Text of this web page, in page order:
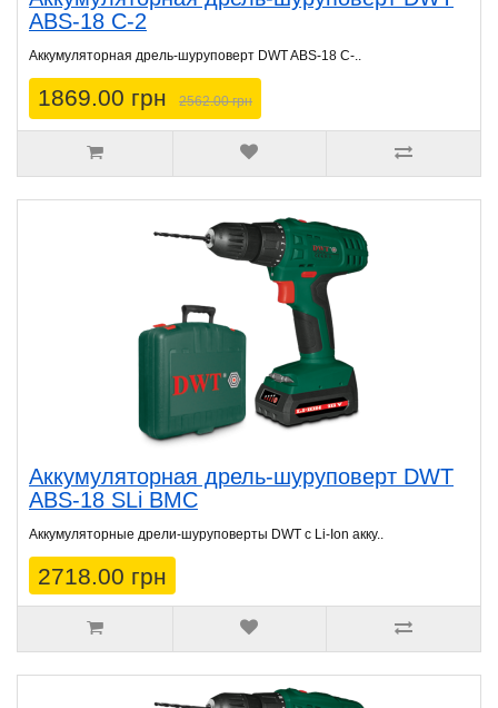
ABS-18 C-2
Аккумуляторная дрель-шуруповерт DWT ABS-18 C-..
1869.00 грн 2562.00 грн
Аккумуляторная дрель-шуруповерт DWT
ABS-18 SLi BMC
Аккумуляторные дрели-шуруповерты DWT с Li-Ion акку..
2718.00 грн